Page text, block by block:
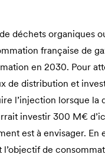
déchets organiques
française de
en 2030. Pour
de distribution et
l’injection lorsque la
investir 300 M€
est à envisager.
de